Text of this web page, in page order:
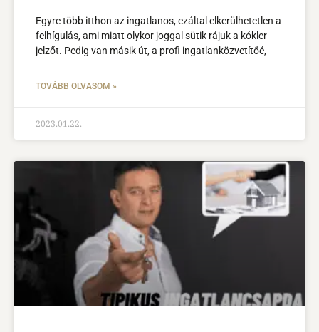
Egyre több itthon az ingatlanos, ezáltal elkerülhetetlen a
felhígulás, ami miatt olykor joggal sütik rájuk a kókler
jelzőt. Pedig van másik út, a profi ingatlanközvetítőé,
TOVÁBB OLVASOM »
2023.01.22.